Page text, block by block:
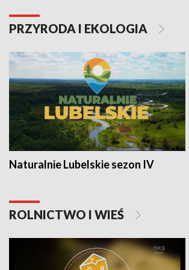
PRZYRODA I EKOLOGIA
Naturalnie Lubelskie sezon IV
ROLNICTWO I WIEŚ